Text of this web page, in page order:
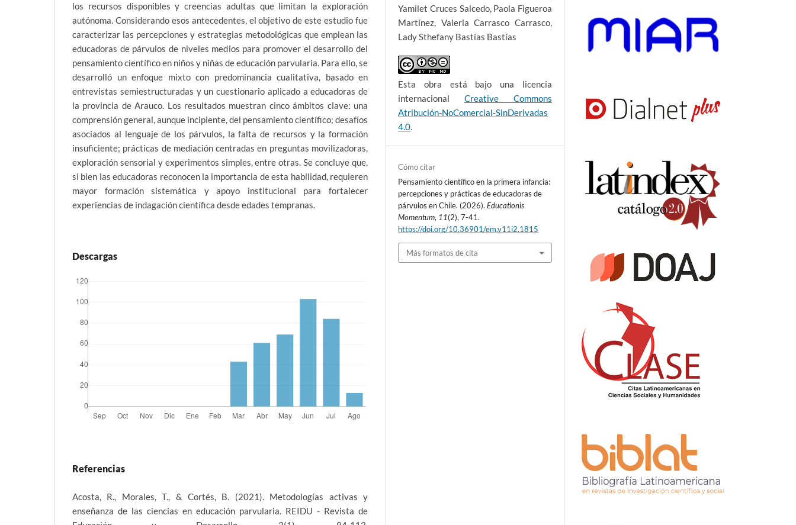
los recursos disponibles y creencias adultas que limitan la exploración
autónoma. Considerando esos antecedentes, el objetivo de este estudio fue
caracterizar las percepciones y estrategias metodológicas que emplean las
educadoras de párvulos de niveles medios para promover el desarrollo del
pensamiento científico en niños y niñas de educación parvularia. Para ello, se
desarrolló un enfoque mixto con predominancia cualitativa, basado en
entrevistas semiestructuradas y un cuestionario aplicado a educadoras de
la provincia de Arauco. Los resultados muestran cinco ámbitos clave: una
comprensión general, aunque incipiente, del pensamiento científico; desafíos
asociados al lenguaje de los párvulos, la falta de recursos y la formación
insuficiente; prácticas de mediación centradas en preguntas movilizadoras,
exploración sensorial y experimentos simples, entre otras. Se concluye que,
si bien las educadoras reconocen la importancia de esta habilidad, requieren
mayor formación sistemática y apoyo institucional para fortalecer
experiencias de indagación científica desde edades tempranas.
Descargas
Referencias
Acosta, R., Morales, T., & Cortés, B. (2021). Metodologías activas y
enseñanza de las ciencias en educación parvularia. REIDU - Revista de
Yamilet Cruces Salcedo, Paola Figueroa
Martínez, Valeria Carrasco Carrasco,
Lady Sthefany Bastías Bastías
Esta obra está bajo una licencia
internacional Creative Commons
Atribución-NoComercial-SinDerivadas
4.0.
Cómo citar
Pensamiento científico en la primera infancia:
percepciones y prácticas de educadoras de
párvulos en Chile. (2026).Educationis
Momentum, 11(2), 7-41.
https://doi.org/10.36901/em.v11i2.1815
Más formatos de cita